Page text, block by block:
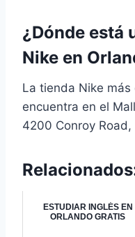
¿Dónde está
Nike en
La tienda Nike más
encuentra en el
4200 Conroy
ESTUDIAR INGLÉS EN
ORLANDO GRATIS